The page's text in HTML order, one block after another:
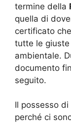
termine della
quella di
certificato
tutte le
ambientale.
documento
seguito.
Il possesso
perché ci